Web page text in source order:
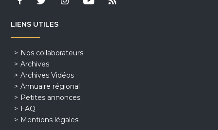
LIENS UTILES
Nos collaborateurs
Archives
Archives Vidéos
Annuaire régional
Petites annonces
FAQ
Mentions légales